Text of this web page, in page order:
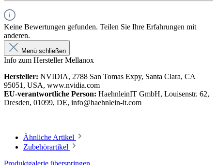
Keine Bewertungen gefunden. Teilen Sie Ihre Erfahrungen mit
anderen.
Menü schließen
Info zum Hersteller Mellanox
Hersteller: NVIDIA, 2788 San Tomas Expy, Santa Clara, CA
95051, USA, www.nvidia.com
EU-verantwortliche Person: HaehnleinIT GmbH, Louisenstr. 62,
Dresden, 01099, DE, info@haehnlein-it.com
Ähnliche Artikel
Zubehörartikel